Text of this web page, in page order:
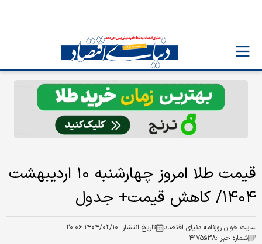
قیمت طلا امروز چهارشنبه ۱۰ اردیبهشت
۱۴۰۴/ کاهش قیمت+ جدول
سایت خوان روزنامه دنیای اقتصاد تاریخ انتشار :۱۴۰۴/۰۲/۱۰ ۲۰:۰۶
شماره خبر :۴۱۷۵۵۳۸